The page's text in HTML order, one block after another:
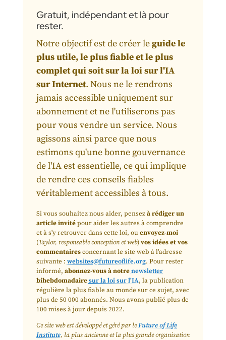
Gratuit, indépendant et là pour
rester.
Notre objectif est de créer leguide le
plus utile, le plus fiable et le plus
complet qui soit sur la loi sur l'IA
sur Internet. Nous ne le rendrons
jamais accessible uniquement sur
abonnement et ne l'utiliserons pas
pour vous vendre un service. Nous
agissons ainsi parce que nous
estimons qu'une bonne gouvernance
de l'IA est essentielle, ce qui implique
de rendre ces conseils fiables
véritablement accessibles à tous.
Si vous souhaitez nous aider, pensezà rédiger un
article invitépour aider les autres à comprendre
et à s'y retrouver dans cette loi, ou envoyez-moi
(Taylor, responsable conception et web)vos idées et vos
commentairesconcernant le site web à l'adresse
suivante : websites@futureoflife.org. Pour rester
informé, abonnez-vous à notrenewsletter
bihebdomadairesur la loi sur l'IA, la publication
régulière la plus fiable au monde sur ce sujet, avec
plus de 50 000 abonnés. Nous avons publié plus de
100 mises à jour depuis 2022.
Ce site web est développé et géré par leFuture of Life
Institute, la plus ancienne et la plus grande organisation